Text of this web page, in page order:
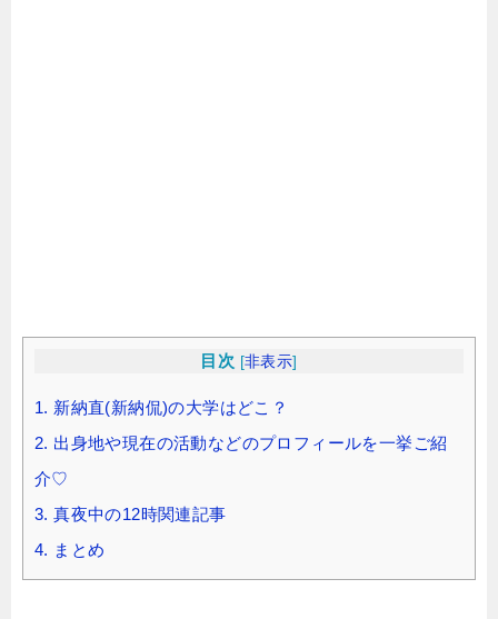
目次 [非表示]
1. 新納直(新納侃)の大学はどこ？
2. 出身地や現在の活動などのプロフィールを一挙ご紹
介♡
3. 真夜中の12時関連記事
4. まとめ